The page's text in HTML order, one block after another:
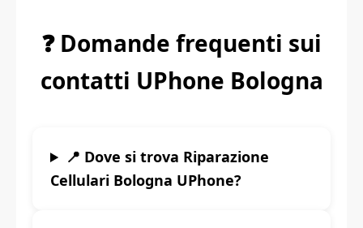
❓ Domande frequenti sui
contatti UPhone Bologna
📍 Dove si trova Riparazione
Cellulari Bologna UPhone?